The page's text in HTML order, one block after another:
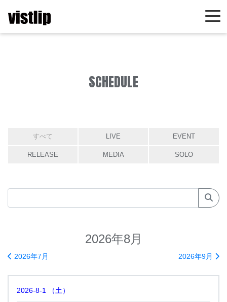
SCHEDULE
すべて LIVE EVENT
RELEASE MEDIA SOLO
2026年8月
2026年7月 2026年9月
2026-8-1 （土）